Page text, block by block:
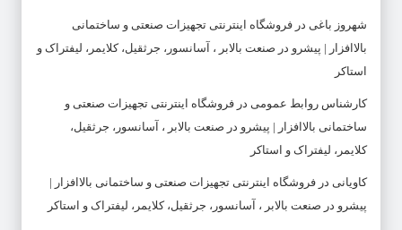
شهروز باغی در فروشگاه اینترنتی تجهیزات صنعتی و ساختمانی
بالاافزار | پیشرو در صنعت بالابر ، آسانسور، جرثقیل، کلایمر، لیفتراک و
استاکر
کارشناس روابط عمومی در فروشگاه اینترنتی تجهیزات صنعتی و
ساختمانی بالاافزار | پیشرو در صنعت بالابر ، آسانسور، جرثقیل،
کلایمر، لیفتراک و استاکر
کاویانی در فروشگاه اینترنتی تجهیزات صنعتی و ساختمانی بالاافزار |
پیشرو در صنعت بالابر ، آسانسور، جرثقیل، کلایمر، لیفتراک و استاکر